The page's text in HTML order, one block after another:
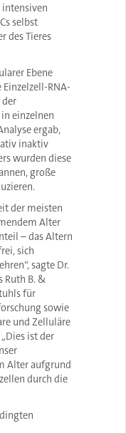
intensiven
selbst
des Tieres
Ebene
RNA-
der
einzelnen
ergab,
inaktiv
wurden diese
große
der meisten
Alter
– das Altern
sich
sagte Dr.
Ruth B. &
für
sowie
und Zelluläre
ist der
Alter aufgrund
durch die